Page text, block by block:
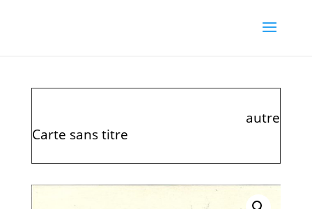
autre
Carte sans titre